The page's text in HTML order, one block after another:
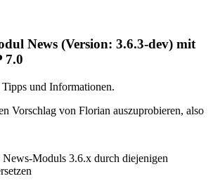
News (Version: 3.6.3-dev) mit
7.0
und Informationen.
Vorschlag von Florian auszuprobieren, also
News-Moduls 3.6.x durch diejenigen